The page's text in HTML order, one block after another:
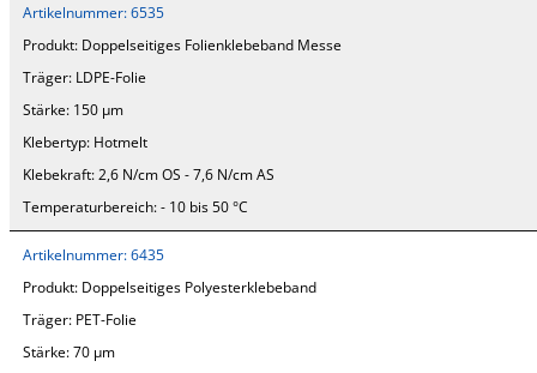
Artikelnummer:6535
Produkt: Doppelseitiges Folienklebeband Messe
Träger: LDPE-Folie
Stärke: 150 µm
Klebertyp: Hotmelt
Klebekraft: 2,6 N/cm OS - 7,6 N/cm AS
Temperaturbereich:- 10 bis 50 °C
Artikelnummer:6435
Produkt: Doppelseitiges Polyesterklebeband
Träger: PET-Folie
Stärke:70 µm